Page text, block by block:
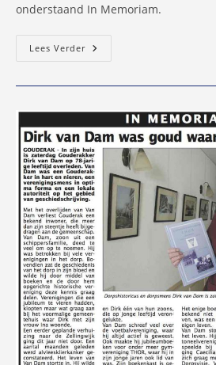
onderstaand In Memoriam.
Lees VerderIn